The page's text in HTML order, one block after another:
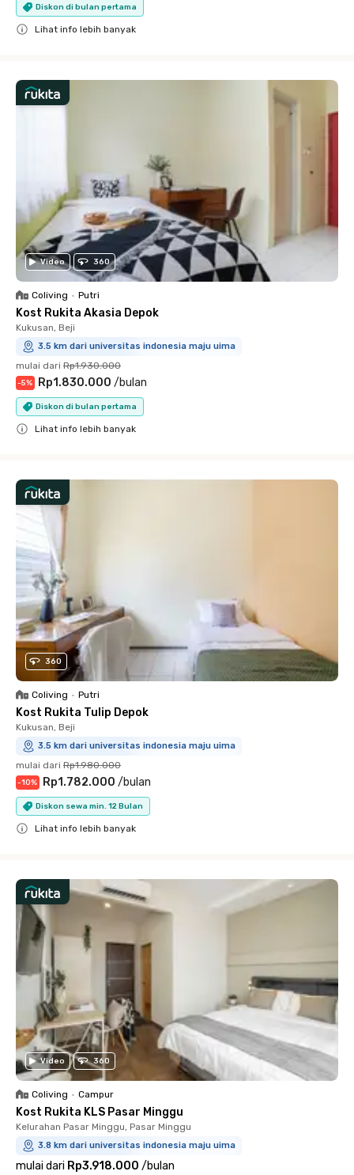
Diskon di bulan pertama
Lihat info lebih banyak
Video 360
Coliving • Putri
Kost Rukita Akasia Depok
Kukusan, Beji
3.5 km dari universitas indonesia maju uima
mulai dari Rp1.930.000
-5% Rp1.830.000 /bulan
Diskon di bulan pertama
Lihat info lebih banyak
360
Coliving • Putri
Kost Rukita Tulip Depok
Kukusan, Beji
3.5 km dari universitas indonesia maju uima
mulai dari Rp1.980.000
-10% Rp1.782.000 /bulan
Diskon sewa min. 12 Bulan
Lihat info lebih banyak
Video 360
Coliving • Campur
Kost Rukita KLS Pasar Minggu
Kelurahan Pasar Minggu, Pasar Minggu
3.8 km dari universitas indonesia maju uima
mulai dari Rp3.918.000 /bulan